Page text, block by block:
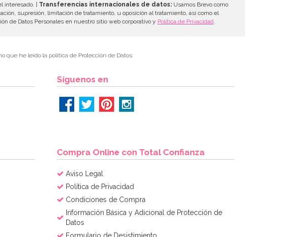
interesado. | Transferencias internacionales de datos: Usamos Brevo como
supresión, limitación de tratamiento, u oposición al tratamiento, así como el
de Datos Personales en nuestro sitio web corporativo y Política de Privacidad
que he leído la política de Protección de Datos.
Síguenos en
Compra Online con Total Confianza
Aviso Legal
Política de Privacidad
Condiciones de Compra
Información Básica y Adicional de Protección de
Datos
Formulario de Desistimiento